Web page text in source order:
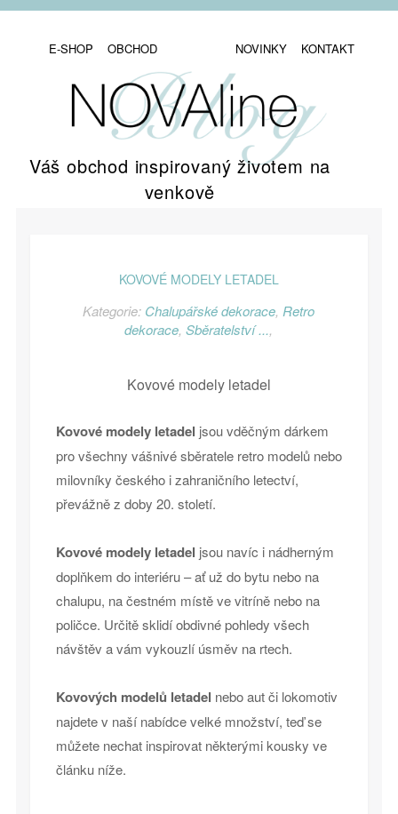
E-SHOP OBCHOD NOVINKY KONTAKT
Váš obchod inspirovaný životem na
venkově
KOVOVÉ MODELY LETADEL
Kategorie: Chalupářské dekorace, Retro
dekorace,Sběratelství ...,
Kovové modely letadel
Kovové modely letadel jsou vděčným dárkem
pro všechny vášnivé sběratele retro modelů nebo
milovníky českého i zahraničního letectví,
převážně z doby 20. století.
Kovové modely letadel jsou navíc i nádherným
doplňkem do interiéru – ať už do bytu nebo na
chalupu, na čestném místě ve vitríně nebo na
poličce. Určitě sklidí obdivné pohledy všech
návštěv a vám vykouzlí úsměv na rtech.
Kovových modelů letadel nebo aut či lokomotiv
najdete v naší nabídce velké množství, teď se
můžete nechat inspirovat některými kousky ve
článku níže.